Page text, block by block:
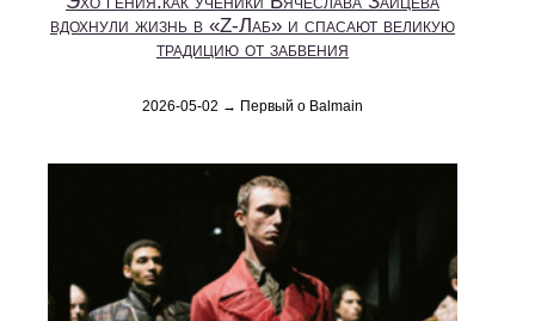
вдохнули жизнь в «Z-Лаб» и спасают великую
традицию от забвения
2026-05-02 → Первый о Balmain